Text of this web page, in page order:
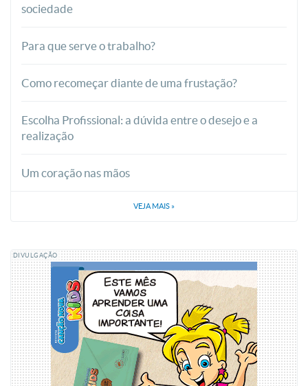
sociedade
Para que serve o trabalho?
Como recomeçar diante de uma frustação?
Escolha Profissional: a dúvida entre o desejo e a
realização
Um coração nas mãos
VEJA MAIS »
DIVULGAÇÃO